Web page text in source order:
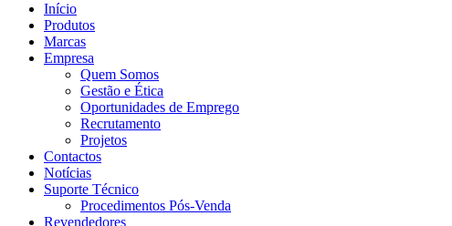
Início
Produtos
Marcas
Empresa
Quem Somos
Gestão e Ética
Oportunidades de Emprego
Recrutamento
Projetos
Contactos
Notícias
Suporte Técnico
Procedimentos Pós-Venda
Revendedores